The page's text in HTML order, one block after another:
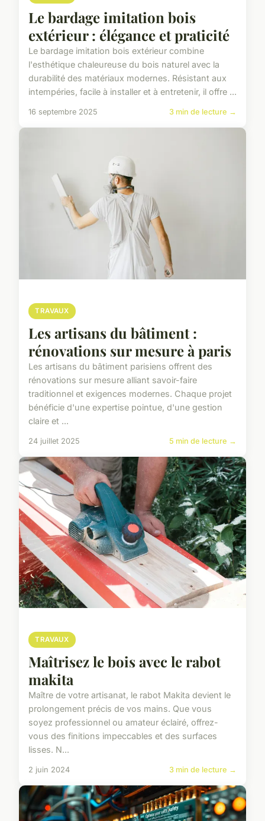
Le bardage imitation bois
extérieur : élégance et praticité
Le bardage imitation bois extérieur combine
l'esthétique chaleureuse du bois naturel avec la
durabilité des matériaux modernes. Résistant aux
intempéries, facile à installer et à entretenir, il offre ...
16 septembre 2025 3 min de lecture →
TRAVAUX
Les artisans du bâtiment :
rénovations sur mesure à paris
Les artisans du bâtiment parisiens offrent des
rénovations sur mesure alliant savoir-faire
traditionnel et exigences modernes. Chaque projet
bénéficie d'une expertise pointue, d'une gestion
claire et ...
24 juillet 2025 5 min de lecture →
TRAVAUX
Maîtrisez le bois avec le rabot
makita
Maître de votre artisanat, le rabot Makita devient le
prolongement précis de vos mains. Que vous
soyez professionnel ou amateur éclairé, offrez-
vous des finitions impeccables et des surfaces
lisses. N...
2 juin 2024 3 min de lecture →